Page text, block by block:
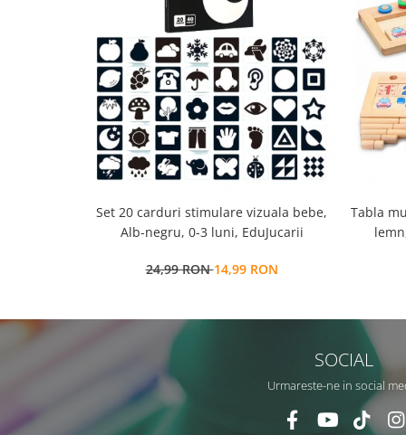
Set 20 carduri stimulare vizuala bebe,
Alb-negru, 0-3 luni, EduJucarii
24,99 RON14,99 RON
Tabla
SOCIAL
Urmareste-ne in social